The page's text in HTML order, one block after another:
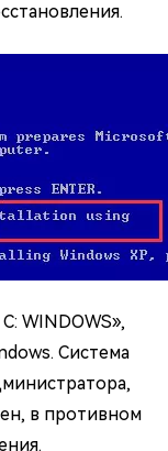
WINDOWS»,
Система
в противном